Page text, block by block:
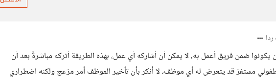
يكونوا ضمن فريق أعمل به، لا يمكن أن أشاركه أي عمل، بهذه الطريقة أتركه مباشرةً بعد أن
مستفز قد يتعرض له أي موظف، لا أنكر بأن تأخير الموظف أمر مزعج ولكنه اضطراري